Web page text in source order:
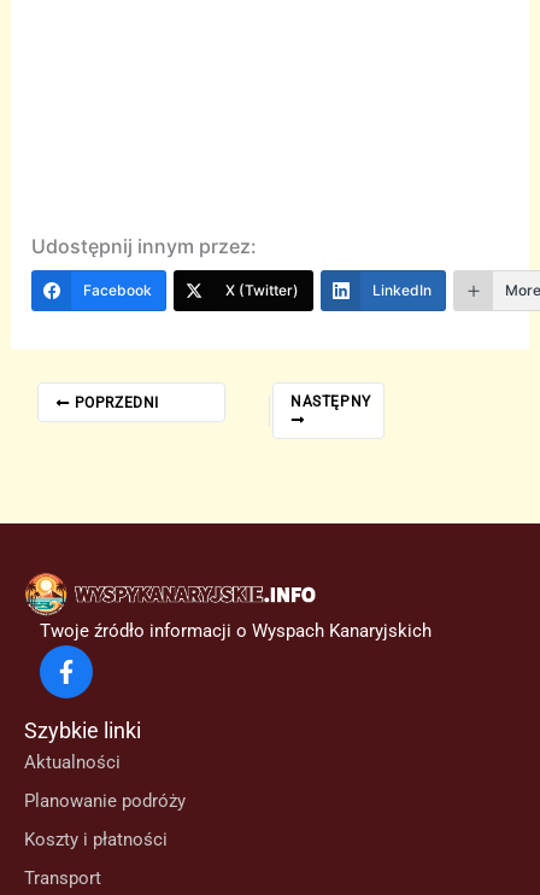
Udostępnij innym przez:
Facebook X (Twitter) LinkedIn
POPRZEDNI NASTĘPNY
Twoje źródło informacji o Wyspach Kanaryjskich
Szybkie linki
Aktualności
Planowanie podróży
Koszty i płatności
Transport